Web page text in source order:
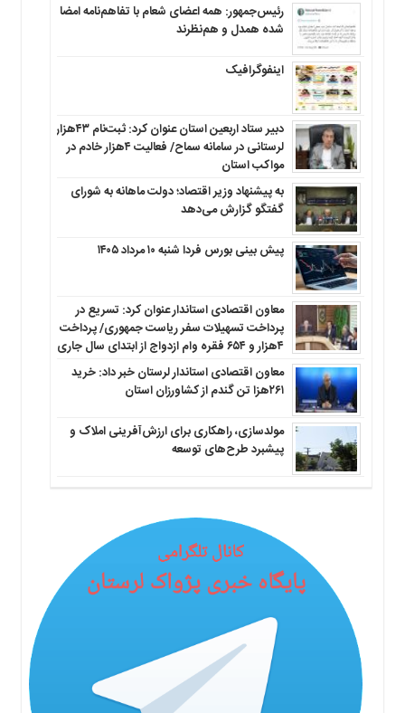
رئیس‌جمهور: همه اعضای شعام با تفاهم‌نامه امضا
شده همدل و هم‌نظرند
اینفوگرافیک
دبیر ستاد اربعین استان عنوان کرد: ثبت‌نام ۴۳هزار
لرستانی در سامانه سماح/ فعالیت ۴هزار خادم در
مواکب استان
به پیشنهاد وزیر اقتصاد؛ دولت ماهانه به شورای
گفتگو گزارش می‌دهد
پیش بینی بورس فردا شنبه ۱۰ مرداد ۱۴۰۵
معاون اقتصادی استاندار عنوان کرد: تسریع در
پرداخت تسهیلات سفر ریاست جمهوری/ پرداخت
۴هزار و ۶۵۴ فقره وام ازدواج از ابتدای سال جاری
معاون اقتصادی استاندار لرستان خبر داد: خرید
۲۶۱هزا تن گندم از کشاورزان استان
مولدسازی، راهکاری برای ارزش‌آفرینی املاک و
پیشبرد طرح‌های توسعه